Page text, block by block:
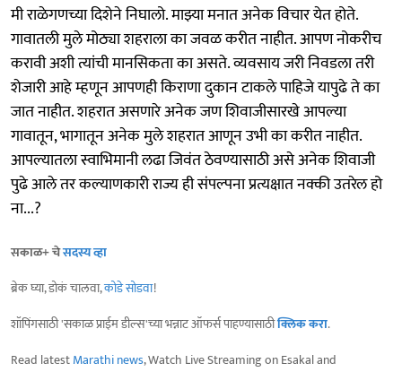
मी राळेगणच्या दिशेने निघालो. माझ्या मनात अनेक विचार येत होते.
गावातली मुले मोठ्या शहराला का जवळ करीत नाहीत. आपण नोकरीच
करावी अशी त्यांची मानसिकता का असते. व्यवसाय जरी निवडला तरी
शेजारी आहे म्हणून आपणही किराणा दुकान टाकले पाहिजे यापुढे ते का
जात नाहीत. शहरात असणारे अनेक जण शिवाजीसारखे आपल्या
गावातून, भागातून अनेक मुले शहरात आणून उभी का करीत नाहीत.
आपल्यातला स्वाभिमानी लढा जिवंत ठेवण्यासाठी असे अनेक शिवाजी
पुढे आले तर कल्याणकारी राज्य ही संपल्पना प्रत्यक्षात नक्की उतरेल हो
ना...?
सकाळ+ चेसदस्य व्हा
ब्रेक घ्या, डोकं चालवा,कोडे सोडवा!
शॉपिंगसाठी 'सकाळ प्राईम डील्स'च्या भन्नाट ऑफर्स पाहण्यासाठीक्लिक करा.
Read latestMarathi news, Watch Live Streaming on Esakal and